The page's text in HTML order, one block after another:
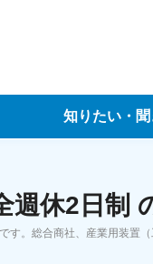
知りたい・
データで見る転職
週休2日制
す。総合商社、産業用装置